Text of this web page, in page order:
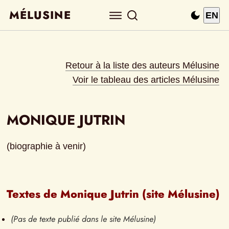
MÉLUSINE EN
Retour à la liste des auteurs Mélusine
Voir le tableau des articles Mélusine
MONIQUE JUTRIN
(biographie à venir)
Textes de Monique Jutrin (site Mélusine)
(Pas de texte publié dans le site Mélusine)